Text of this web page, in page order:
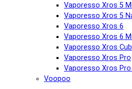
Vaporesso Xros 5
Vaporesso Xros 5
Vaporesso Xros 6
Vaporesso Xros 6
Vaporesso Xros
Vaporesso Xros Pro
Vaporesso Xros
Voopoo